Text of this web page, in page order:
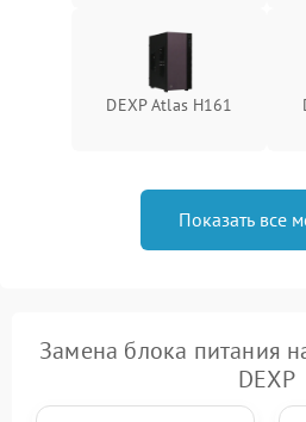
DEXP Atlas H161
Показать все
Замена блока питания
DEXP